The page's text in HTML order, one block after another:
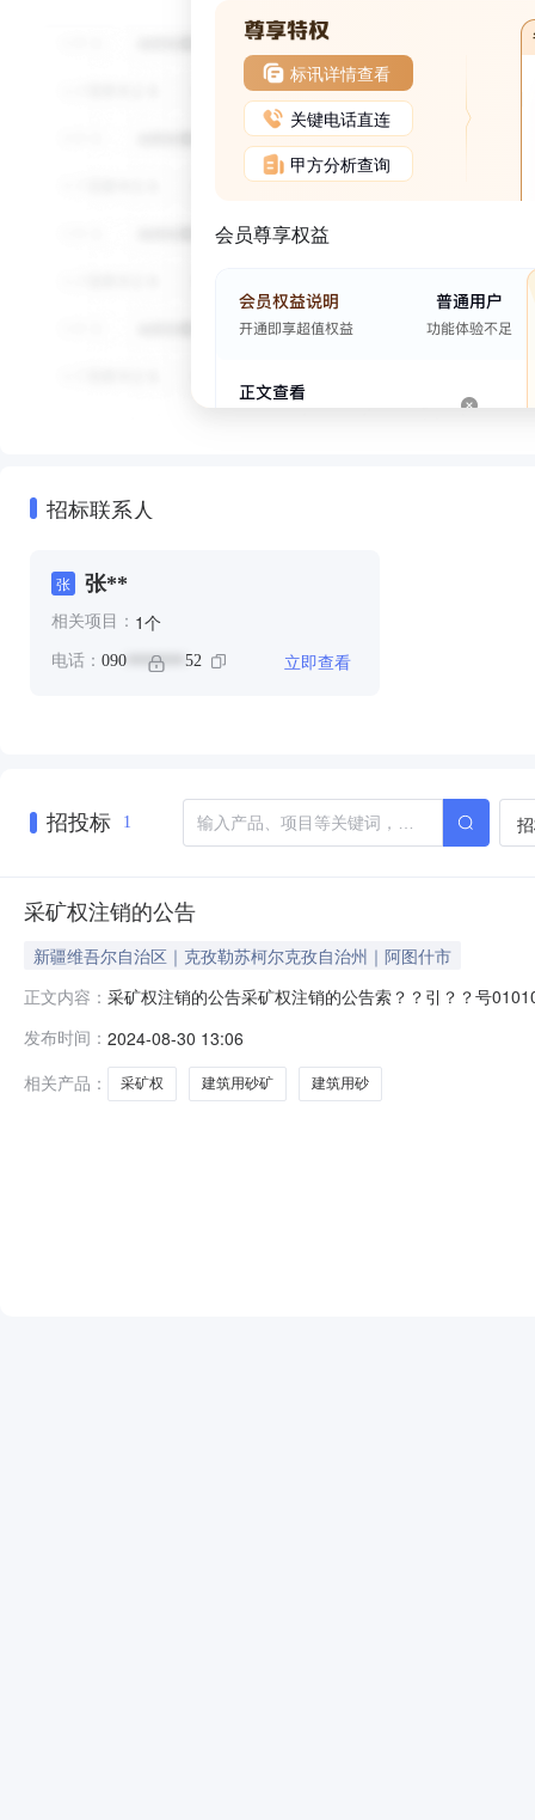
标讯详情查看
关键电话直连
甲方分析查询
会员尊享权益
招标联系人
张 张**
相关项目： 1个
电话： 090 ******* 52 立即查看
招投标 1
采矿权注销的公告
新疆维吾尔自治区｜克孜勒苏柯尔克孜自治州｜阿图什市
正文内容： 采矿权注销的公告采矿权注销的公告索？？引？？号
（新疆阿图什市砂石料聚集区一号建筑用砂矿）、克州
聚集区十二号建
发布时间： 2024-08-30 13:06
相关产品：
采矿权 建筑用砂矿 建筑用砂